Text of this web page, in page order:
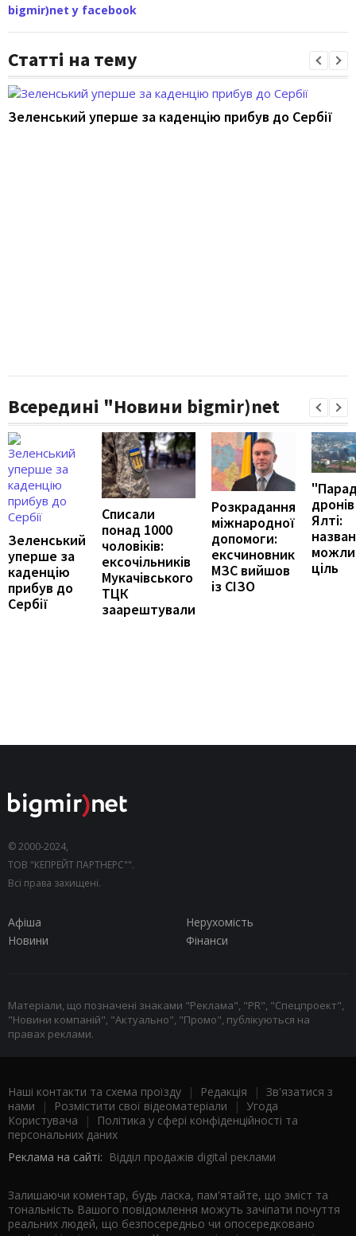
bigmir)net у facebook
Статті на тему
Зеленський уперше за каденцію прибув до Сербії
Всередині "Новини bigmir)net
Зеленський
уперше за
каденцію
прибув до
Сербії
Списали
понад 1000
чоловіків:
ексочільників
Мукачівського
ТЦК
заарештували
Розкрадання
міжнародної
допомоги:
ексчиновник
МЗС вийшов
із СІЗО
Ялті:
ціль
© 2000-2024,
ТОВ "КЕПРЕЙТ ПАРТНЕРС"".
Всі права захищені.
Афіша
Нерухомість
Новини
Фінанси
Матеріали, що позначені знаками "Реклама", "PR", "Спецпроект",
"Новини компаній", "Актуально", "Промо", публікуються на
правах реклами.
Наші контакти та схема проїзду | Редакція | Зв'язатися з
нами | Розмістити свої відеоматеріали | Угода
Користувача |
Політика у сфері конфіденційності та
персональних даних
Реклама на сайті: Відділ продажів digital реклами
Залишаючи коментар, будь ласка, пам'ятайте, що зміст та
тональність Вашого повідомлення можуть зачіпати почуття
реальних людей, що безпосередньо чи опосередковано